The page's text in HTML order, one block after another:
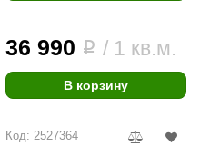
36 990 i / 1 кв.м.
В корзину
Код: 2527364